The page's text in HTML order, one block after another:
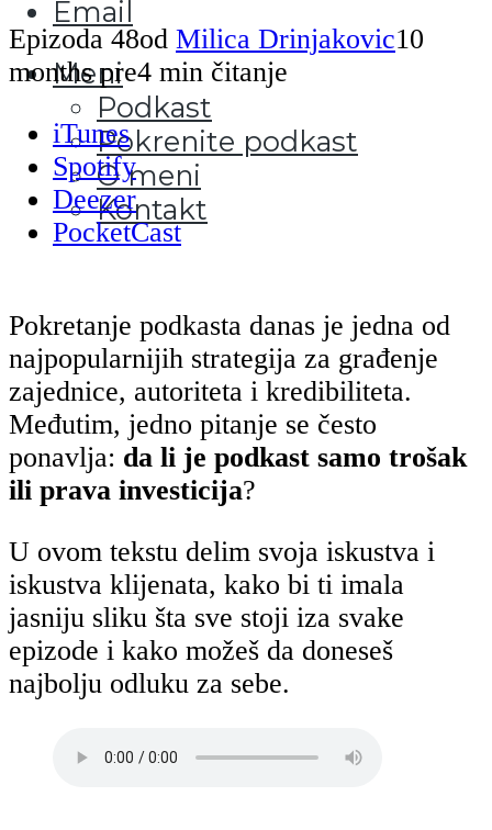
Email
Meni
Podkast
Pokrenite podkast
O meni
Kontakt
Epizoda 48od Milica Drinjakovic10
months pre4 min čitanje
iTunes
Spotify
Deezer
PocketCast
Pokretanje podkasta danas je jedna od
najpopularnijih strategija za građenje
zajednice, autoriteta i kredibiliteta.
Međutim, jedno pitanje se često
ponavlja: da li je podkast samo trošak
ili prava investicija?
U ovom tekstu delim svoja iskustva i
iskustva klijenata, kako bi ti imala
jasniju sliku šta sve stoji iza svake
epizode i kako možeš da doneseš
najbolju odluku za sebe.